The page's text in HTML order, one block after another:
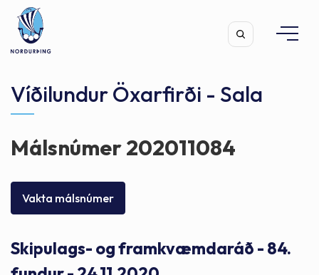
Leita
Víðilundur Öxarfirði - Sala
Málsnúmer 202011084
Vakta málsnúmer
Skipulags- og framkvæmdaráð - 84.